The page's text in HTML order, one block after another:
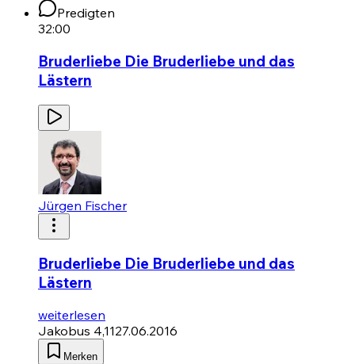
Predigten
32:00
Bruderliebe Die Bruderliebe und das
Lästern
Jürgen Fischer
Bruderliebe Die Bruderliebe und das
Lästern
weiterlesen
Jakobus 4,1127.06.2016
Merken